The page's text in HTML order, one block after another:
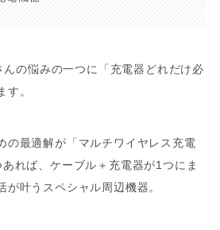
の悩みの一つに「充電器どれだけ必
す。
の最適解が「マルチワイヤレス充電
れば、ケーブル＋充電器が1つにま
が叶うスペシャル周辺機器。